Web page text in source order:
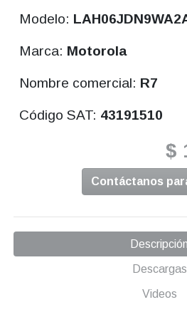
Modelo:
Marca: Motorola
Nombre comercial: R7
Código SAT: 43191510
$
Contáctanos
Descripción
Descargas
Videos